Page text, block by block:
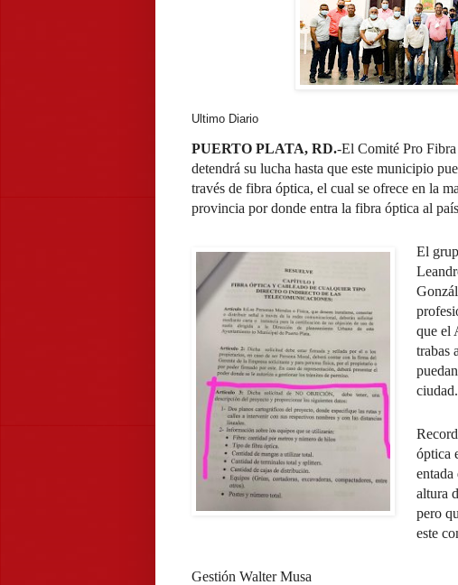
Ultimo Diario
PUERTO PLATA, RD.-El Comité Pro
detendrá su lucha hasta que este municipio
través de fibra óptica, el cual se ofrece en la
provincia por donde entra la fibra óptica al
El
que el
trabas
ciudad.
óptica
altura
pero
este
Gestión Walter Musa